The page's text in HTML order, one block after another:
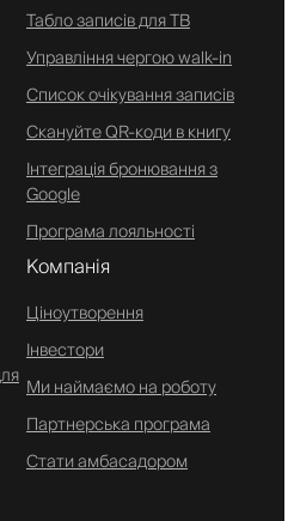
Табло записів для ТВ
Управління чергою walk-in
Список очікування записів
Скануйте QR-коди в книгу
Інтеграція бронювання з
Google
Програма лояльності
Компанія
Ціноутворення
Інвестори
Ми наймаємо на роботу
Партнерська програма
Стати амбасадором